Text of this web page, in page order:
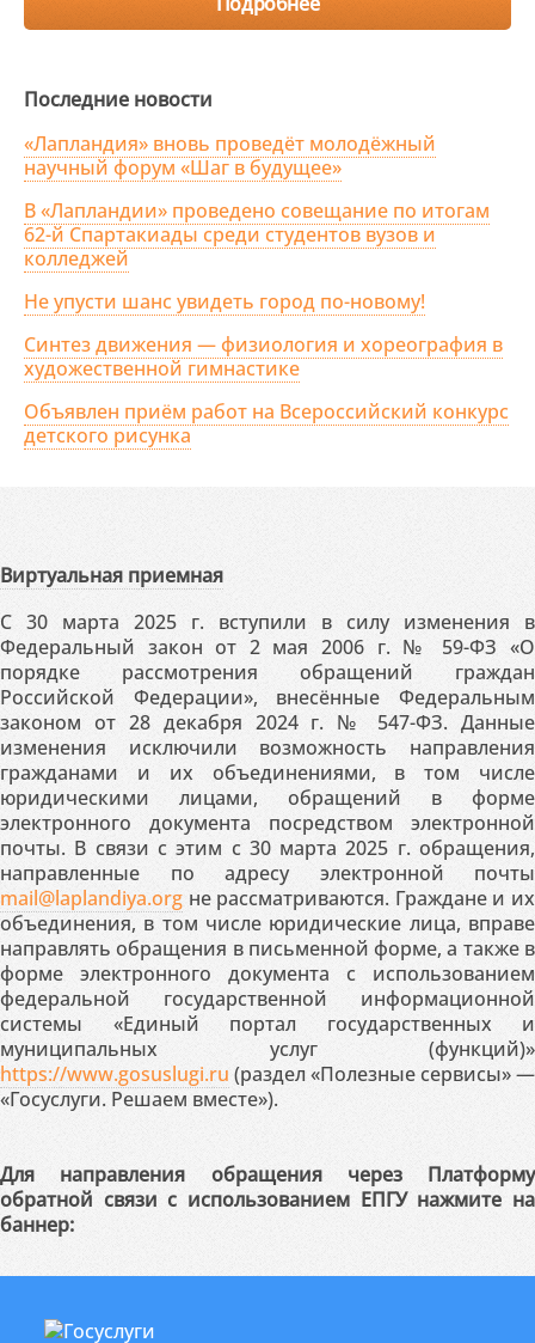
Последние новости
«Лапландия» вновь проведёт молодёжный
научный форум «Шаг в будущее»
В «Лапландии» проведено совещание по итогам
62-й Спартакиады среди студентов вузов и
колледжей
Не упусти шанс увидеть город по-новому!
Синтез движения — физиология и хореография в
художественной гимнастике
Объявлен приём работ на Всероссийский конкурс
детского рисунка
Виртуальная приемная
С 30 марта 2025 г. вступили в силу изменения в
Федеральный закон от 2 мая 2006 г. № 59-ФЗ «О
порядке рассмотрения обращений граждан
Российской Федерации», внесённые Федеральным
законом от 28 декабря 2024 г. № 547-ФЗ. Данные
изменения исключили возможность направления
гражданами и их объединениями, в том числе
юридическими лицами, обращений в форме
электронного документа посредством электронной
почты. В связи с этим с 30 марта 2025 г. обращения,
направленные по адресу электронной почты
mail@laplandiya.org не рассматриваются. Граждане и их
объединения, в том числе юридические лица, вправе
направлять обращения в письменной форме, а также в
форме электронного документа с использованием
федеральной государственной информационной
системы «Единый портал государственных и
муниципальных услуг (функций)»
https://www.gosuslugi.ru (раздел «Полезные сервисы» —
«Госуслуги. Решаем вместе»).
Для направления обращения через Платформу
обратной связи с использованием ЕПГУ нажмите на
баннер: